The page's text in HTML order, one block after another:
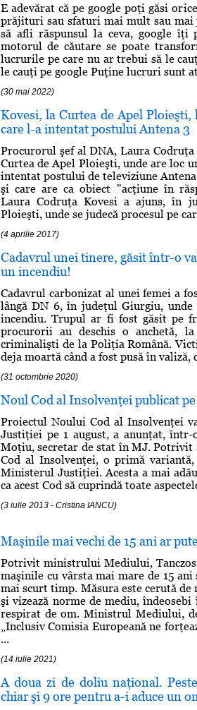
E adevărat că pe google poţi găsi
prăjituri sau sfaturi mai mult sau mai
să afli răspunsul la ceva, google îţi
motorul de căutare se poate
lucrurile pe care nu ar trebui să le
le cauţi pe google Puţine lucruri sunt
(30 mai 2022)
Kovesi, la Curtea de Apel
care l-a intentat postului Antena 3
Procurorul şef al DNA, Laura
Curtea de Apel Ploieşti, unde are loc
intentat postului de televiziune
şi care are ca obiect "acţiune în
Laura Codruţa Kovesi a ajuns, în
Ploieşti, unde se judecă procesul pe
(4 aprilie 2017)
Cadavrul unei tinere, găsit într-o
un incendiu!
Cadavrul carbonizat al unei femei a
lângă DN 6, în judeţul Giurgiu, unde
incendiu. Trupul ar fi fost găsit pe
procurorii au deschis o anchetă,
criminalişti de la Poliţia Română.
deja moartă când a fost pusă în
(31 octombrie 2020)
Noul Cod al Insolvenţei publicat
Proiectul Noului Cod al Insolvenţei
Justiţiei pe 1 august, a anunţat,
Moţiu, secretar de stat în MJ. Potrivit
Cod al Insolvenţei, o primă
Ministerul Justiţiei. Acesta a mai
ca acest Cod să cuprindă toate
(3 iulie 2013 - Cristina IANCU)
Maşinile mai vechi de 15 ani ar
Potrivit ministrului Mediului,
maşinile cu vârsta mai mare de 15
mai scurt timp. Măsura este cerută de
şi vizează norme de mediu,
respirat de om. Ministrul Mediului,
„Inclusiv Comisia Europeană ne
...
(14 iulie 2021)
A doua zi de doliu naţional.
chiar şi 9 ore pentru a-i aduce un